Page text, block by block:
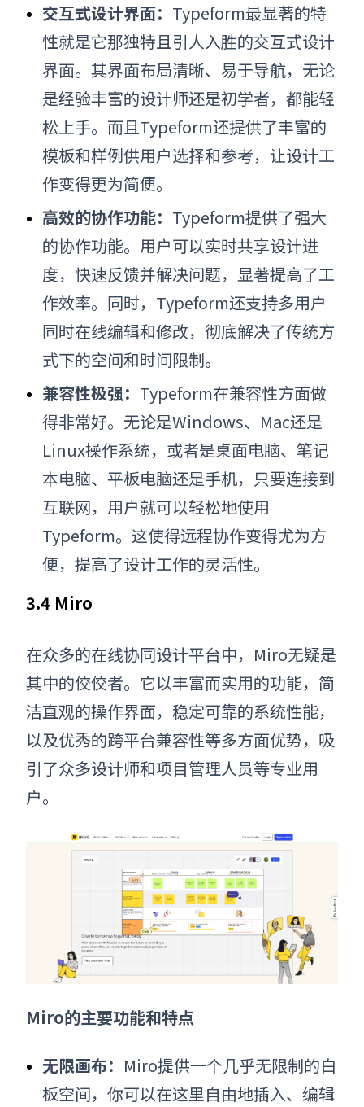
交互式设计界面： Typeform最显著的特
性就是它那独特且引人入胜的交互式设计
界面。其界面布局清晰、易于导航，无论
是经验丰富的设计师还是初学者，都能轻
松上手。而且Typeform还提供了丰富的
模板和样例供用户选择和参考，让设计工
作变得更为简便。
高效的协作功能： Typeform提供了强大
的协作功能。用户可以实时共享设计进
度，快速反馈并解决问题，显著提高了工
作效率。同时，Typeform还支持多用户
同时在线编辑和修改，彻底解决了传统方
式下的空间和时间限制。
兼容性极强： Typeform在兼容性方面做
得非常好。无论是Windows、Mac还是
Linux操作系统，或者是桌面电脑、笔记
本电脑、平板电脑还是手机，只要连接到
互联网，用户就可以轻松地使用
Typeform。这使得远程协作变得尤为方
便，提高了设计工作的灵活性。
3.4 Miro
在众多的在线协同设计平台中，Miro无疑是
其中的佼佼者。它以丰富而实用的功能，简
洁直观的操作界面，稳定可靠的系统性能，
以及优秀的跨平台兼容性等多方面优势，吸
引了众多设计师和项目管理人员等专业用
户。
Miro的主要功能和特点
无限画布： Miro提供一个几乎无限制的白
板空间，你可以在这里自由地插入、编辑